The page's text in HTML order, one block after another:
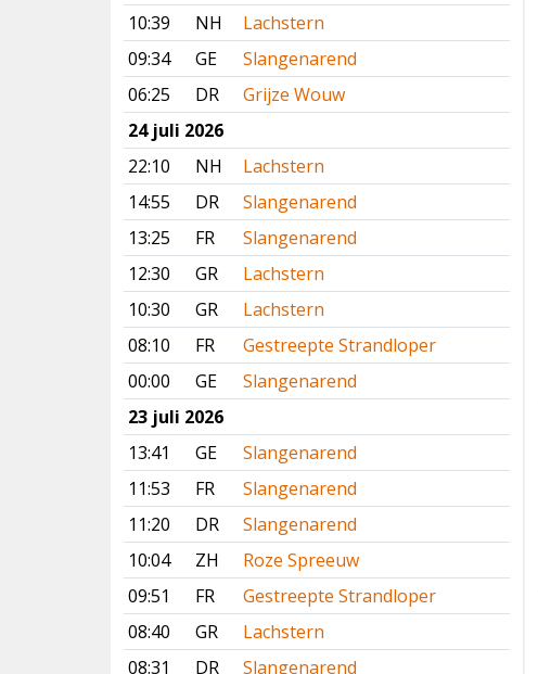
10:39
NH
Lachstern
09:34
GE
Slangenarend
06:25
DR
Grijze Wouw
24 juli 2026
22:10
NH
Lachstern
14:55
DR
Slangenarend
13:25
FR
Slangenarend
12:30
GR
Lachstern
10:30
GR
Lachstern
08:10
FR
Gestreepte Strandloper
00:00
GE
Slangenarend
23 juli 2026
13:41
GE
Slangenarend
11:53
FR
Slangenarend
11:20
DR
Slangenarend
10:04
ZH
Roze Spreeuw
09:51
FR
Gestreepte Strandloper
08:40
GR
Lachstern
08:31
DR
Slangenarend